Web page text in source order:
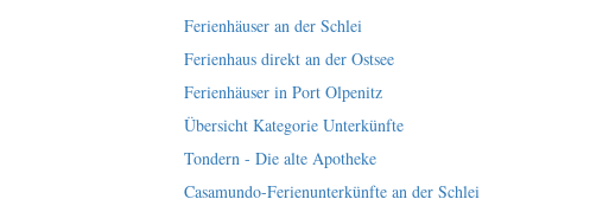
Ferienhäuser an der Schlei
Ferienhaus direkt an der Ostsee
Ferienhäuser in Port Olpenitz
Übersicht Kategorie Unterkünfte
Tondern - Die alte Apotheke
Casamundo-Ferienunterkünfte an der Schlei